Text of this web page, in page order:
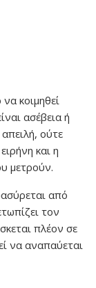
κοιμηθεί
ασέβεια ή
ούτε
και η
μετρούν.
από
τον
πλέον σε
να αναπαύεται